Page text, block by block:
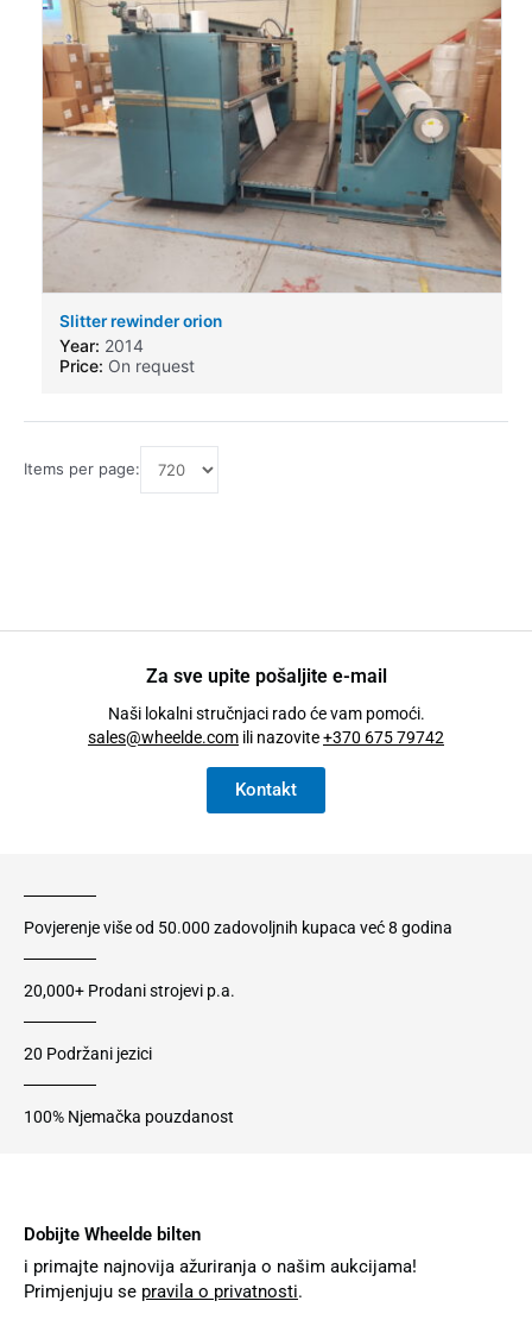
Slitter rewinder orion
Year: 2014
Price: On request
Items per page:
Za sve upite pošaljite e-mail
Naši lokalni stručnjaci rado će vam pomoći.
sales@wheelde.com ili nazovite+370 675 79742
Kontakt
Povjerenje više od 50.000 zadovoljnih kupaca već 8 godina
20,000+ Prodani strojevi p.a.
20 Podržani jezici
100% Njemačka pouzdanost
Dobijte Wheelde bilten
i primajte najnovija ažuriranja o našim aukcijama!
Primjenjuju se pravila o privatnosti.